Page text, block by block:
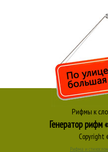
Рифмы к
Генератор рифм
Copyright
Рифма и